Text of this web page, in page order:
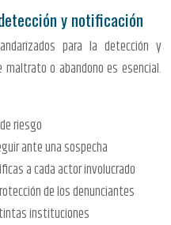
y notificación
para la detección y
o abandono es esencial.
riesgo
ante una sospecha
a cada actor involucrado
de los denunciantes
instituciones